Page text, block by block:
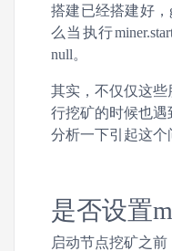
搭建已经搭建好
么当执行
null。
其实，不仅仅这
行挖矿的时候也
分析一下引起这个
是否设置
启动节点挖矿之